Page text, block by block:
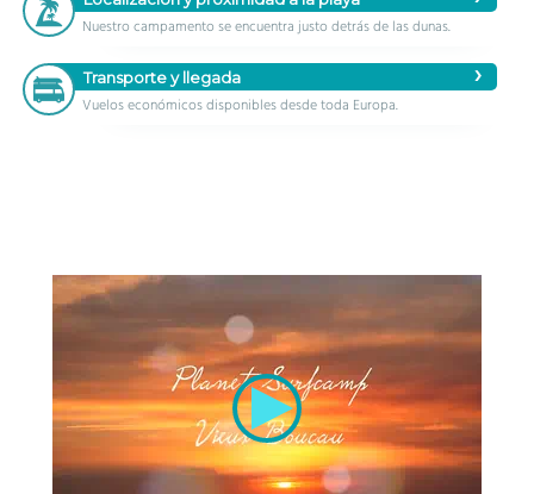
Nuestro campamento se encuentra justo detrás de las dunas.
Transporte y llegada
Vuelos económicos disponibles desde toda Europa.